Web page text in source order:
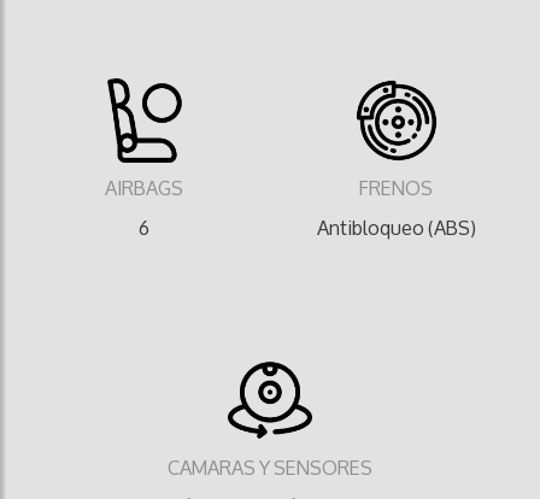
AIRBAGS
6
FRENOS
Antibloqueo (ABS)
CAMARAS Y SENSORES